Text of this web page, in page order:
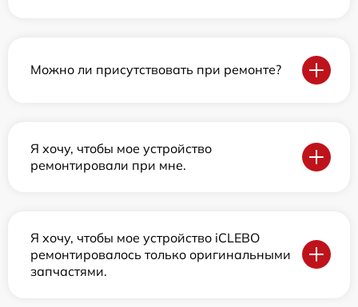
Можно ли присутствовать при ремонте?
Я хочу, чтобы мое устройство
ремонтировали при мне.
Я хочу, чтобы мое устройство iCLEBO
ремонтировалось только оригинальными
запчастями.